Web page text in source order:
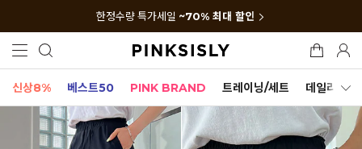
한정수량 특가세일 ~70% 최대 할인
신상8% 베스트50 PINK BRAND 트레이닝/세트 데일리세트